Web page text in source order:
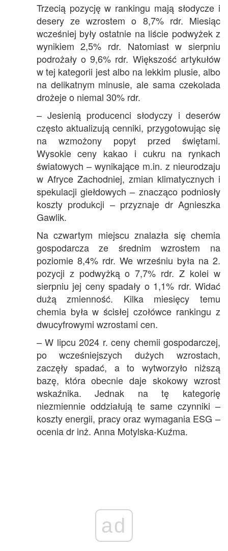
Trzecią pozycję w rankingu mają słodycze i
desery ze wzrostem o 8,7% rdr. Miesiąc
wcześniej były ostatnie na liście podwyżek z
wynikiem 2,5% rdr. Natomiast w sierpniu
podrożały o 9,6% rdr. Większość artykułów
w tej kategorii jest albo na lekkim plusie, albo
na delikatnym minusie, ale sama czekolada
drożeje o niemal 30% rdr.
– Jesienią producenci słodyczy i deserów
często aktualizują cenniki, przygotowując się
na wzmożony popyt przed świętami.
Wysokie ceny kakao i cukru na rynkach
światowych – wynikające m.in. z nieurodzaju
w Afryce Zachodniej, zmian klimatycznych i
spekulacji giełdowych – znacząco podniosły
koszty produkcji – przyznaje dr Agnieszka
Gawlik.
Na czwartym miejscu znalazła się chemia
gospodarcza ze średnim wzrostem na
poziomie 8,4% rdr. We wrześniu była na 2.
pozycji z podwyżką o 7,7% rdr. Z kolei w
sierpniu jej ceny spadały o 1,1% rdr. Widać
dużą zmienność. Kilka miesięcy temu
chemia była w ścisłej czołówce rankingu z
dwucyfrowymi wzrostami cen.
– W lipcu 2024 r. ceny chemii gospodarczej,
po wcześniejszych dużych wzrostach,
zaczęły spadać, a to wytworzyło niższą
bazę, która obecnie daje skokowy wzrost
wskaźnika. Jednak na tę kategorię
niezmiennie oddziałują te same czynniki –
koszty energii, pracy oraz wymagania ESG –
ocenia dr inż. Anna Motylska-Kuźma.
ad